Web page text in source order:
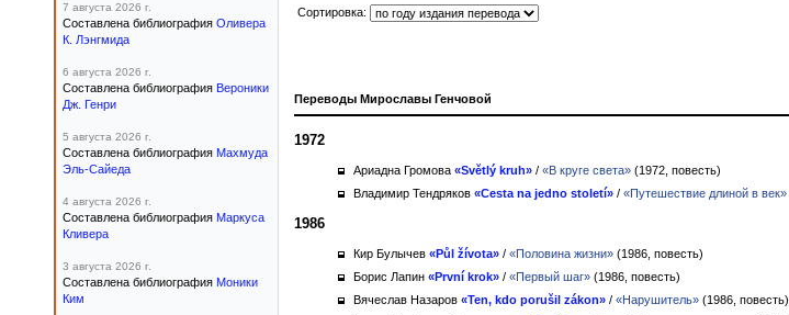
Сортировка:
Переводы Мирославы Генчовой
1972
Ариадна Громова «Světlý kruh» / «В круге света» (1972, повесть)
Владимир Тендряков «Cesta na jedno století» / «Путешествие длиной в век»
1986
Кир Булычев «Půl žívota» / «Половина жизни» (1986, повесть)
Борис Лапин «První krok» / «Первый шаг» (1986, повесть)
Вячеслав Назаров «Ten, kdo porušil zákon» / «Нарушитель» (1986, повесть)
7 августа 2026 г.
Составлена библиография Оливера
К. Лэнгмида
6 августа 2026 г.
Составлена библиография Вероники
Дж. Генри
5 августа 2026 г.
Составлена библиография Махмуда
Эль-Сайеда
4 августа 2026 г.
Составлена библиография Маркуса
Кливера
3 августа 2026 г.
Составлена библиография Моники
Ким